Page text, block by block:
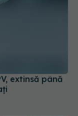
extinsă până